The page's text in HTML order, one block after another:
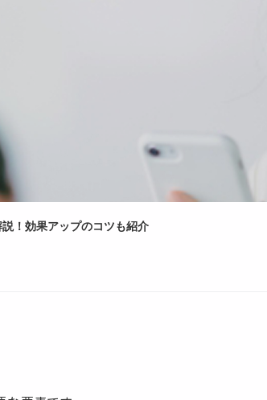
！効果アップのコツも紹介